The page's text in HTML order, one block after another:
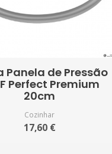
Panela de Pressão
Perfect Premium
20cm
Cozinhar
17,60 €